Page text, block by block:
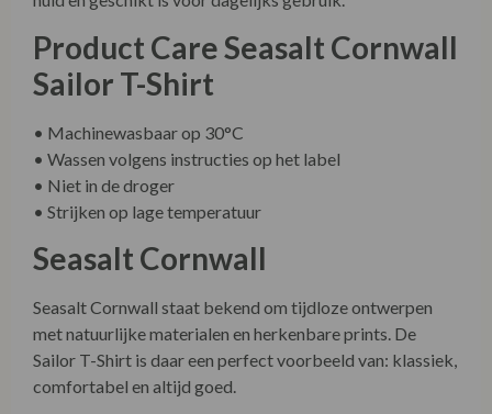
Product Care Seasalt Cornwall
Sailor T-Shirt
• Machinewasbaar op 30°C
• Wassen volgens instructies op het label
• Niet in de droger
• Strijken op lage temperatuur
Seasalt Cornwall
Seasalt Cornwall staat bekend om tijdloze ontwerpen
met natuurlijke materialen en herkenbare prints. De
Sailor T-Shirt is daar een perfect voorbeeld van: klassiek,
comfortabel en altijd goed.